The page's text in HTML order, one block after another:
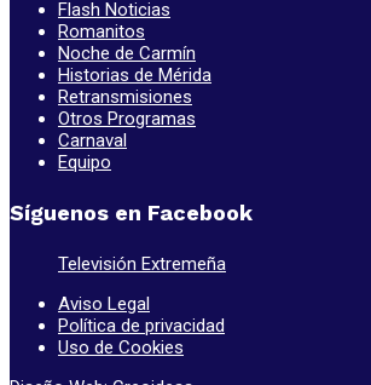
Flash Noticias
Romanitos
Noche de Carmín
Historias de Mérida
Retransmisiones
Otros Programas
Carnaval
Equipo
Síguenos en Facebook
Televisión Extremeña
Aviso Legal
Política de privacidad
Uso de Cookies